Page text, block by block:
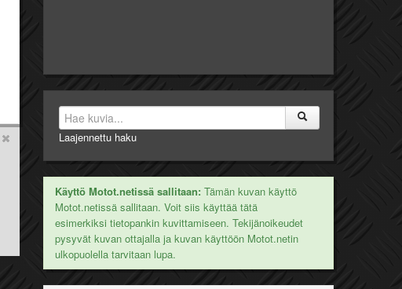
Laajennettu haku
Käyttö Motot.netissä sallitaan: Tämän kuvan käyttö
Motot.netissä sallitaan. Voit siis käyttää tätä
esimerkiksi tietopankin kuvittamiseen. Tekijänoikeudet
pysyvät kuvan ottajalla ja kuvan käyttöön Motot.netin
ulkopuolella tarvitaan lupa.